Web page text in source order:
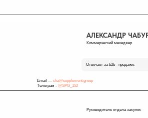
Коммерческий менеджер
Отвечает за b2b - продажи.
Email — cha@supplement.group
АЛЕКСАНДР
Телеграм - @SPG_152
Руководитель отдела закупок